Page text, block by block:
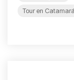
Tour en